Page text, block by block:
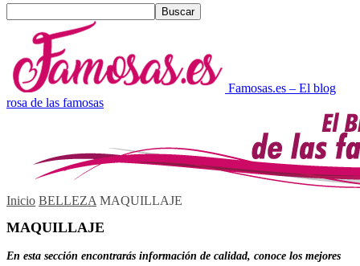
Famosas.es – El blog
rosa de las famosas
Inicio BELLEZA MAQUILLAJE
MAQUILLAJE
En esta sección encontrarás información de calidad, conoce los mejores